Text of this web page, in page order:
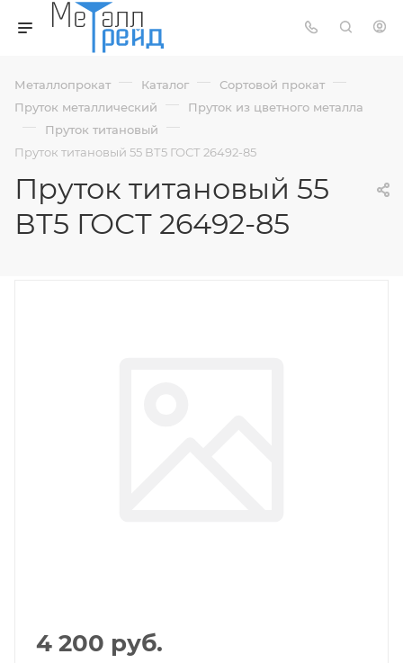
Металлопрокат — Каталог — Сортовой прокат —
Пруток металлический — Пруток из цветного металла
— Пруток титановый —
Пруток титановый 55 ВТ5 ГОСТ 26492-85
Пруток титановый 55
ВТ5 ГОСТ 26492-85
4 200 руб.